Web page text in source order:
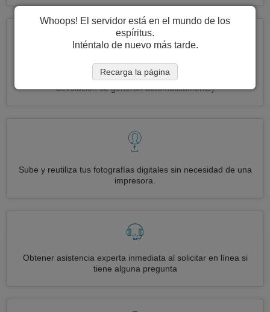
Reduce your solicitud de visa Israel a3 simples pasos:
imprimir, firmar y enviar (Las etiquetas de envío de entrada y
devolución se generan automáticamente)
Sube y reutiliza tus fotografías digitales sin necesidad de una
impresora.
Obtener asistencia experta inmediata al solicitar en línea si
tiene alguna pregunta
Whoops! El servidor está en el mundo de los
espíritus.
Inténtalo de nuevo más tarde.
Recarga la página